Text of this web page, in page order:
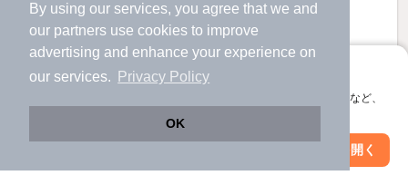
By using our services, you agree that we and
our partners use cookies to improve
advertising and enhance your experience on
our services.
Privacy Policy
OK
アプリに切り替えて、サクサクお部屋探し
会員登録なしですぐ使える。マップ検索やお気に入り保存など、
アプリを開く
絞り込み条件を変更